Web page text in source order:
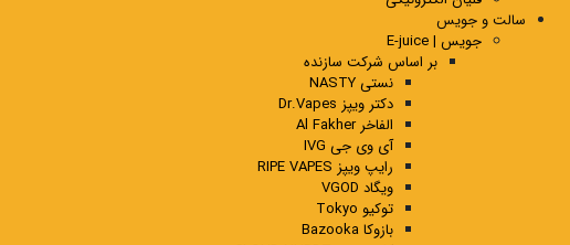
سالت و جویس
جویس | E-juice
بر اساس شرکت سازنده
نستی NASTY
دکتر ویپز Dr.Vapes
الفاخر Al Fakher
آی وی جی IVG
رایپ ویپز RIPE VAPES
ویگاد VGOD
توکیو Tokyo
بازوکا Bazooka